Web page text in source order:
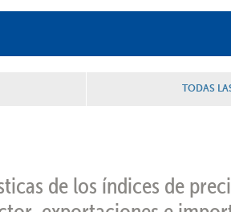
TODAS
de los índices de